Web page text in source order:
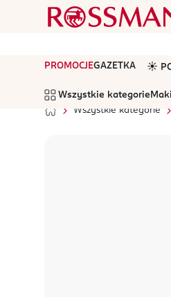
PROMOCJEGAZETKA ☀️
Wszystkie kategorie
Wszystkie kategorie